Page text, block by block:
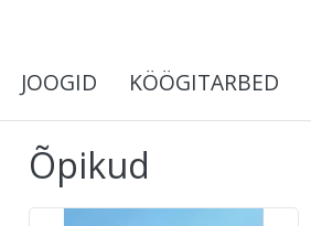
JOOGID KÖÖGITARBED
Õpikud